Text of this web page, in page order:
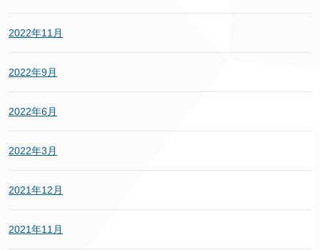
2022年11月
2022年9月
2022年6月
2022年3月
2021年12月
2021年11月